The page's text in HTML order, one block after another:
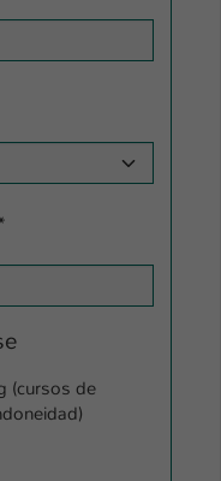
(cursos de